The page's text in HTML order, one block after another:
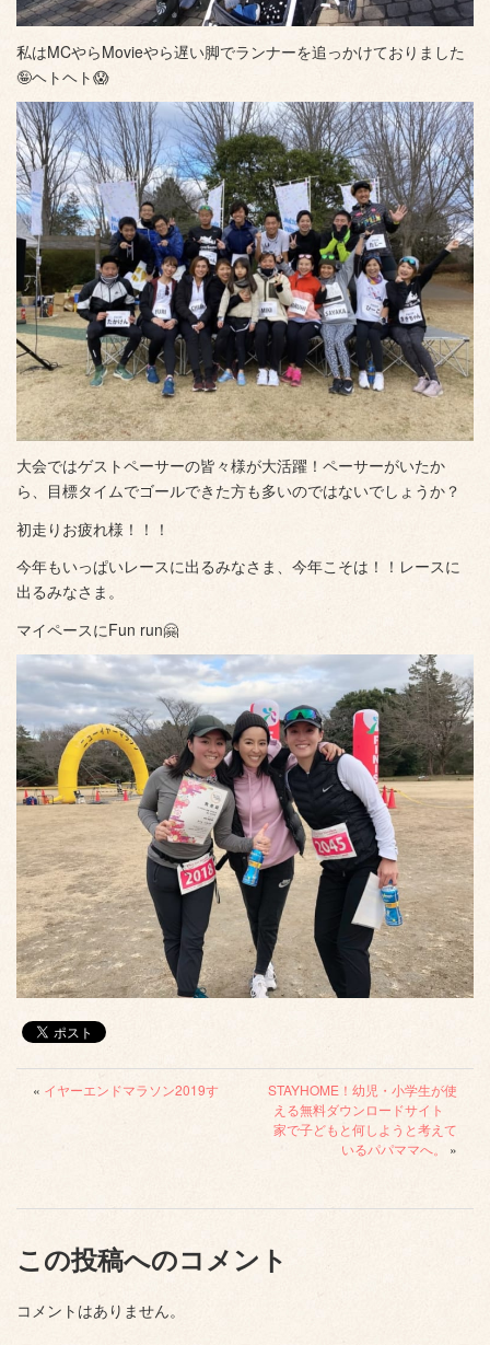
私はMCやらMovieやら遅い脚でランナーを追っかけておりました
🤪ヘトヘト😱
大会ではゲストペーサーの皆々様が大活躍！ペーサーがいたか
ら、目標タイムでゴールできた方も多いのではないでしょうか？
初走りお疲れ様！！！
今年もいっぱいレースに出るみなさま、今年こそは！！レースに
出るみなさま。
マイペースにFun run🤗
« イヤーエンドマラソン2019す
STAYHOME！幼児・小学生が使
える無料ダウンロードサイト
家で子どもと何しようと考えて
いるパパママへ。
»
この投稿へのコメント
コメントはありません。